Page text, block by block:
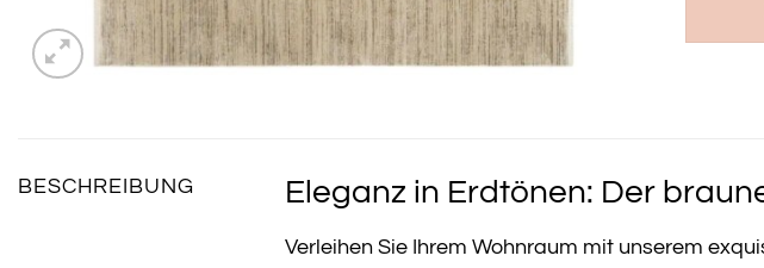
BESCHREIBUNG Eleganz in Erdtönen: Der
Verleihen Sie Ihrem Wohnraum mit unserem